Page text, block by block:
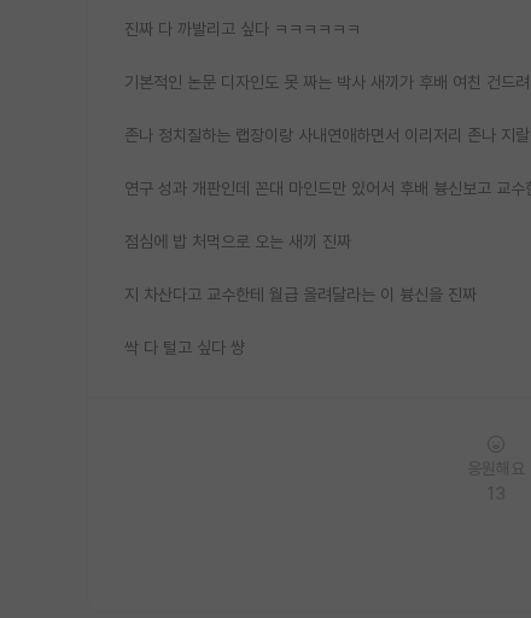
진짜 다 까발리고 싶다 ㅋㅋㅋㅋㅋㅋ
기본적인 논문 디자인도 못 짜는 박사 새끼가 후배 여친 건드
존나 정치질하는 랩장이랑 사내연애하면서 이리저리 존나 지
연구 성과 개판인데 꼰대 마인드만 있어서 후배 븅신보고 교
점심에 밥 처먹으로 오는 새끼 진짜
지 차산다고 교수한테 월급 올려달라는 이 븅신을 진짜
싹 다 털고 싶다 썅